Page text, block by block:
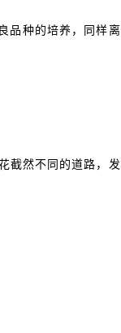
品种的培养，同样离
截然不同的道路，发